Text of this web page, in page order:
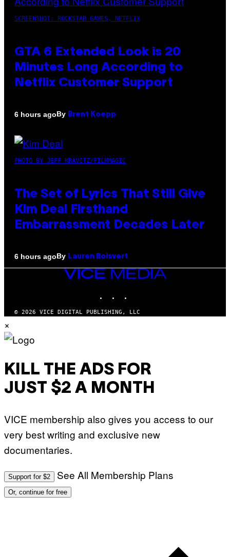
SCREENSHOT: ROCKSTAR GAMES, NETFLIX
GTA 6 Extended Look is 20
Minutes Long According to
Netflix Customer Support
6 hours agoBy Brent Koepp
PHOTO BY JEFF KRAVITZ/FILMMAGIC
The Set of Lyrics That Still Give
Kim Deal Firsthand
Embarrassment Decades Later
6 hours agoBy Lauren Boisvert
VICE
© 2026 VICE DIGITAL PUBLISHING, LLC
×
KILL THE ADS FOR
JUST $2 A MONTH
VICE membership also gives you access to our
very best writing and exclusive new
documentaries.
Support for $2 See All Membership Plans
Or, continue for free